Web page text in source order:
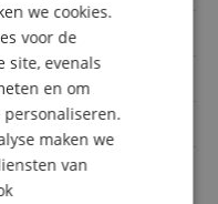
SPANISH
we cookies.
voor de
site, evenals
en om
maken we
van